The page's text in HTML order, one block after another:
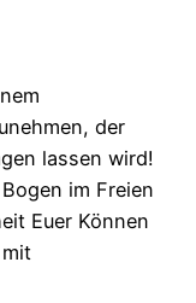
der
lassen wird!
im Freien
Euer Können